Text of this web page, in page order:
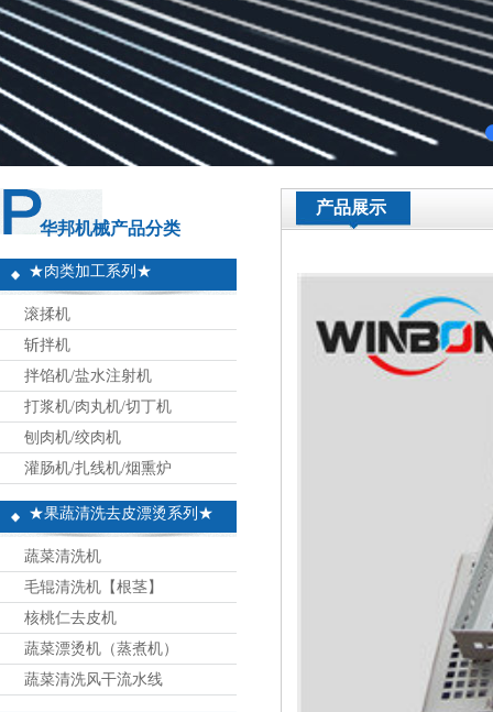
华邦机械产品分类
★肉类加工系列★
滚揉机
斩拌机
拌馅机/盐水注射机
打浆机/肉丸机/切丁机
刨肉机/绞肉机
灌肠机/扎线机/烟熏炉
★果蔬清洗去皮漂烫系列★
蔬菜清洗机
毛辊清洗机【根茎】
核桃仁去皮机
蔬菜漂烫机（蒸煮机）
蔬菜清洗风干流水线
产品展示